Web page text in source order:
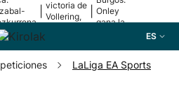
final
victoria de
Vollering,
Onley
gana la
ES
LaLiga EA Sports